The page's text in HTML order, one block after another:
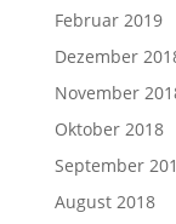
Februar 2019
Dezember
November
Oktober 2018
September
August 2018